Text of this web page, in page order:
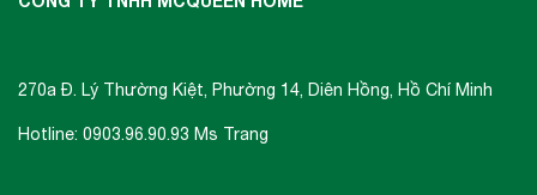
270a Đ. Lý Thường Kiệt, Phường 14, Diên Hồng, Hồ Chí Minh
Hotline: 0903.96.90.93 Ms Trang